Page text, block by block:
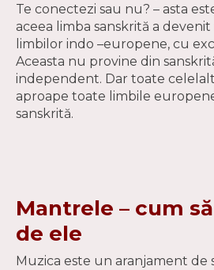
Te conectezi sau nu? – asta
aceea limba sanskrită a
limbilor indo –europene, cu
Aceasta nu provine din
independent. Dar toate
aproape toate limbile
sanskrită.
Mantrele – cum
de ele
Muzica este un aranjament de